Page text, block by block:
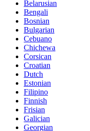
Belarusian
Bengali
Bosnian
Bulgarian
Cebuano
Chichewa
Corsican
Croatian
Dutch
Estonian
Filipino
Finnish
Frisian
Galician
Georgian